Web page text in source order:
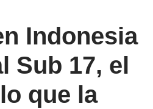
Indonesia
Sub 17, el
que la